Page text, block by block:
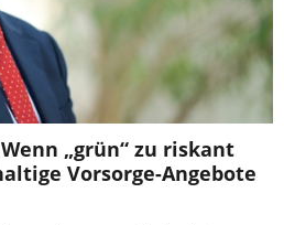
„grün“ zu riskant
Vorsorge-Angebote